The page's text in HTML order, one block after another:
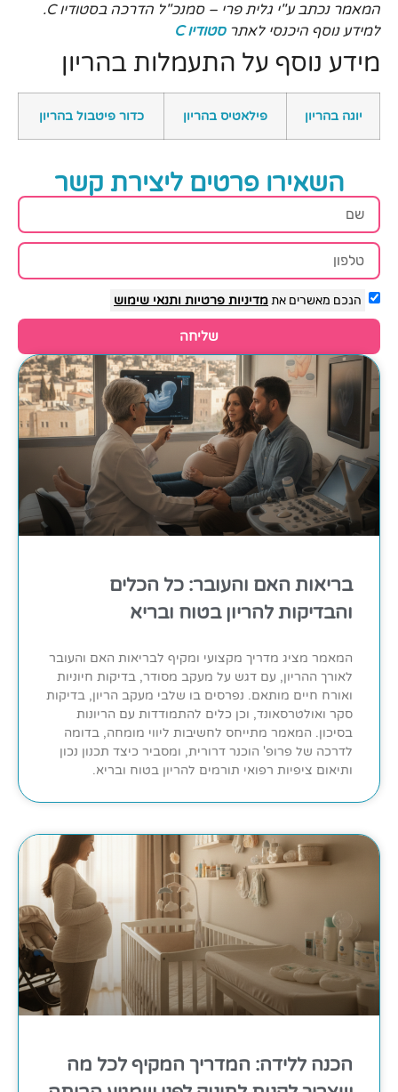
המאמר נכתב ע"י גלית פרי – סמנכ"ל הדרכה בסטודיו C.
למידע נוסף היכנסי לאתרסטודיו C
מידע נוסף על התעמלות בהריון
יוגה בהריון פילאטיס בהריון כדור פיטבול בהריון
השאירו פרטים ליצירת קשר
הנכם מאשרים אתמדיניות פרטיות ותנאי שימוש
שליחה
בריאות האם והעובר: כל הכלים
והבדיקות להריון בטוח ובריא
המאמר מציג מדריך מקצועי ומקיף לבריאות האם והעובר
לאורך ההריון, עם דגש על מעקב מסודר, בדיקות חיוניות
ואורח חיים מותאם. נפרסים בו שלבי מעקב הריון, בדיקות
סקר ואולטרסאונד, וכן כלים להתמודדות עם הריונות
בסיכון. המאמר מתייחס לחשיבות ליווי מומחה, בדומה
לדרכה של פרופ' הוכנר דרורית, ומסביר כיצד תכנון נכון
ותיאום ציפיות רפואי תורמים להריון בטוח ובריא.
הכנה ללידה: המדריך המקיף לכל מה